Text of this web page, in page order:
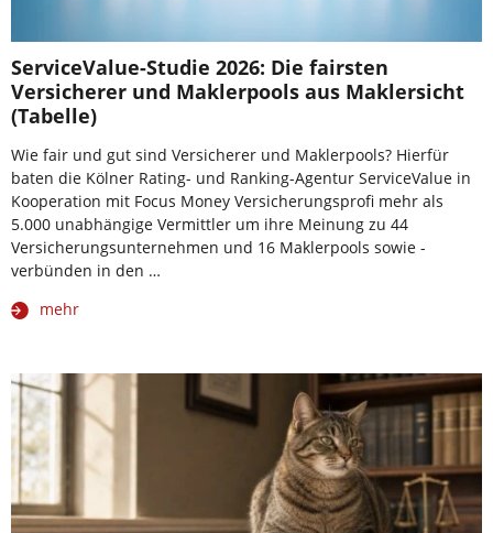
ServiceValue-Studie 2026: Die fairsten
Versicherer und Maklerpools aus Maklersicht
(Tabelle)
Wie fair und gut sind Versicherer und Maklerpools? Hierfür
baten die Kölner Rating- und Ranking-Agentur ServiceValue in
Kooperation mit Focus Money Versicherungsprofi mehr als
5.000 unabhängige Vermittler um ihre Meinung zu 44
Versicherungsunternehmen und 16 Maklerpools sowie -
verbünden in den …
mehr